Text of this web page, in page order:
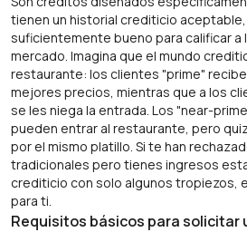
tienen un historial crediticio
suficientemente bueno para calificar a
mercado. Imagina que el mundo
restaurante: los clientes "prime"
mejores precios, mientras que a los
se les niega la entrada. Los "near-
pueden entrar al restaurante, pero
por el mismo platillo. Si te han
tradicionales pero tienes ingresos
crediticio con solo algunos tropiezos,
para ti.
Requisitos básicos para solicitar